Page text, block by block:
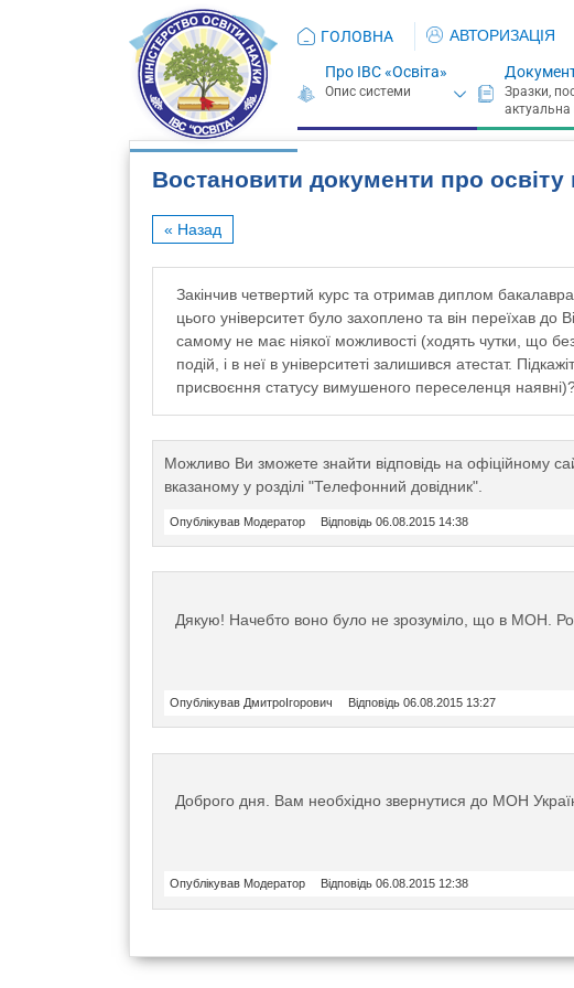
ГОЛОВНА АВТОРИЗАЦІЯ
Про ІВС «Освіта»
Востановити документи про
« Назад
Закінчив четвертий курс та отримав диплом
цього університет було захоплено та він переїхав до
самому не має ніякої можливості (ходять чутки, що
подій, і в неї в університеті залишився атестат.
присвоєння статусу вимушеного переселенця
Можливо Ви зможете знайти відповідь на офіційному
вказаному у розділі "Телефонний довідник".
Опублікував Модератор Відповідь 06.08.2015 14:38
Дякую! Начебто воно було не зрозуміло, що в МОН.
Опублікував ДмитроІгорович Відповідь 06.08.2015 13:27
Доброго дня. Вам необхідно звернутися до МОН
Опублікував Модератор Відповідь 06.08.2015 12:38